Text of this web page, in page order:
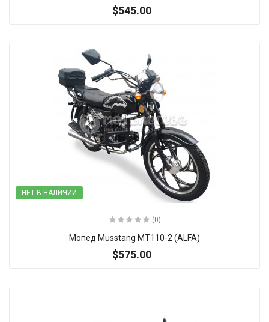
$545.00
НЕТ В НАЛИЧИИ
(0)
Мопед Musstang MT110-2 (ALFA)
$575.00